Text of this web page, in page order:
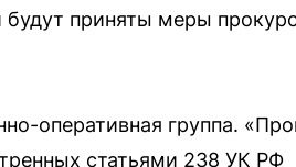
будут приняты меры
оперативная группа.
статьями 238 УК РФ